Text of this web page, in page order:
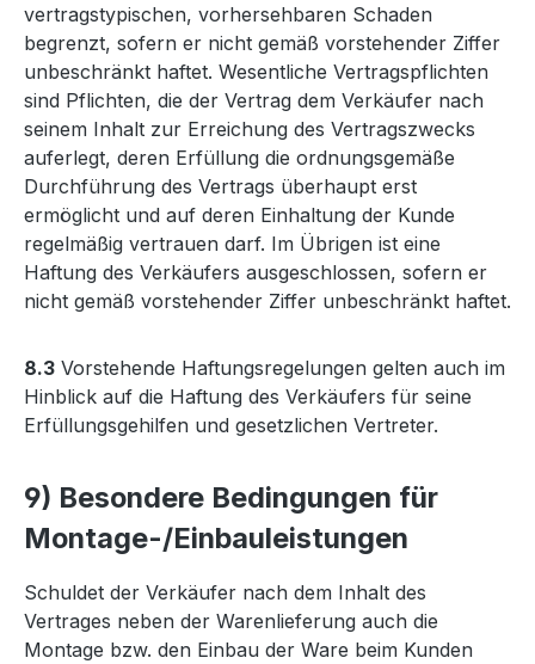
vertragstypischen, vorhersehbaren Schaden
begrenzt, sofern er nicht gemäß vorstehender Ziffer
unbeschränkt haftet. Wesentliche Vertragspflichten
sind Pflichten, die der Vertrag dem Verkäufer nach
seinem Inhalt zur Erreichung des Vertragszwecks
auferlegt, deren Erfüllung die ordnungsgemäße
Durchführung des Vertrags überhaupt erst
ermöglicht und auf deren Einhaltung der Kunde
regelmäßig vertrauen darf. Im Übrigen ist eine
Haftung des Verkäufers ausgeschlossen, sofern er
nicht gemäß vorstehender Ziffer unbeschränkt haftet.
8.3 Vorstehende Haftungsregelungen gelten auch im
Hinblick auf die Haftung des Verkäufers für seine
Erfüllungsgehilfen und gesetzlichen Vertreter.
9) Besondere Bedingungen für
Montage-/Einbauleistungen
Schuldet der Verkäufer nach dem Inhalt des
Vertrages neben der Warenlieferung auch die
Montage bzw. den Einbau der Ware beim Kunden